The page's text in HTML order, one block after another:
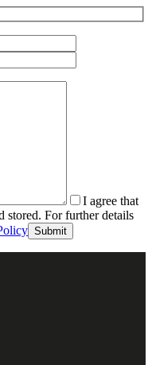
I agree that
stored. For further details